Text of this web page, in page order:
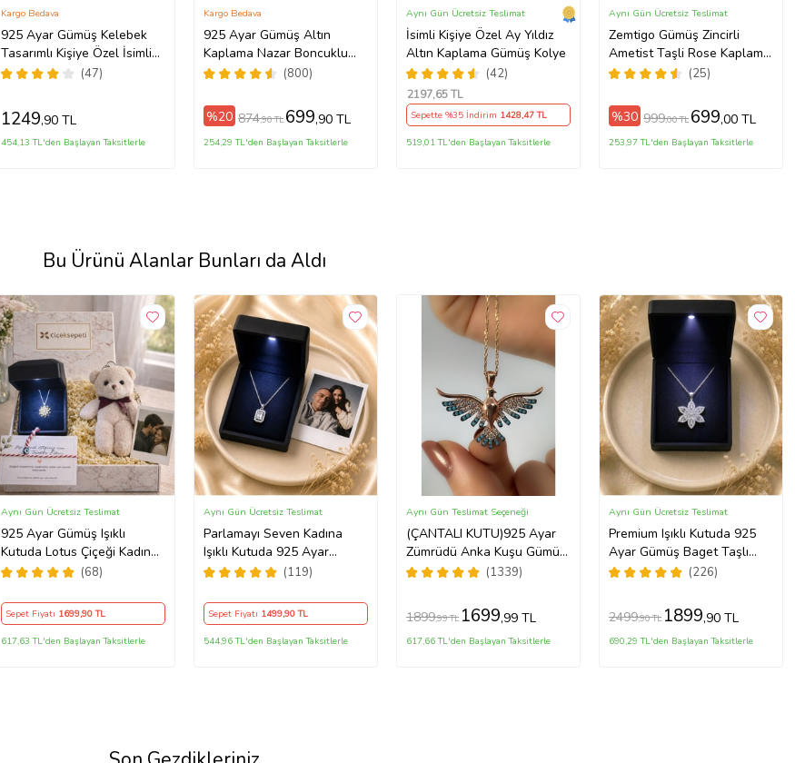
925 Ayar Gümüş Kelebek
Tasarımlı Kişiye Özel İsimli
Kadın Kolye Anneye
Hediye,Doğum Günü
Hediyesi,Eşe Hediye
(47)
Kargo Bedava
1249,90 TL
454,13 TL'den Başlayan Taksitlerle
925 Ayar Gümüş Altın
Kaplama Nazar Boncuklu
Kişiye Özel El Yazılı Kolye
(800)
Kargo Bedava
%20 874,90 TL 699,90 TL
254,29 TL'den Başlayan Taksitlerle
İsimli Kişiye Özel Ay Yıldız
Altın Kaplama Gümüş Kolye
(42)
Aynı Gün Ücretsiz Teslimat
2197,65 TL
Sepette %35 İndirim 1428,47 TL
519,01 TL'den Başlayan Taksitlerle
Zemtigo Gümüş Zincirli
Ametist Taşli Rose Kaplama
Lotus Kamelya Çiçeği Kolye
(25)
Aynı Gün Ücretsiz Teslimat
%30 999,00 TL 699,00 TL
253,97 TL'den Başlayan Taksitlerle
Bu Ürünü Alanlar Bunları da Aldı
925 Ayar Gümüş Işıklı
Kutuda Lotus Çiçeği Kadın
Kolye , Peluş Ayıcık
Bileklik, Polaroid Fotoğraf
Hediye
(68)
Aynı Gün Ücretsiz Teslimat
Sepet Fiyatı 1699,90 TL
617,63 TL'den Başlayan Taksitlerle
Parlamayı Seven Kadına
Işıklı Kutuda 925 Ayar
Gümüş Baget Kolye - Kişiye
(119)
Aynı Gün Ücretsiz Teslimat
Sepet Fiyatı 1499,90 TL
544,96 TL'den Başlayan Taksitlerle
(ÇANTALI KUTU)925 Ayar
Zümrüdü Anka Kuşu Gümüş
Kadın Kolye - MAVİ
(1339)
Aynı Gün Teslimat Seçeneği
1899,99 TL 1699,99 TL
617,66 TL'den Başlayan Taksitlerle
Premium Işıklı Kutuda 925
Ayar Gümüş Baget Taşlı
Lotus Çiçeği Kolye
(226)
Aynı Gün Ücretsiz Teslimat
2499,90 TL 1899,90 TL
690,29 TL'den Başlayan Taksitlerle